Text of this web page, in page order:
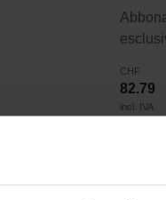
CHF
82.79
incl. IVA